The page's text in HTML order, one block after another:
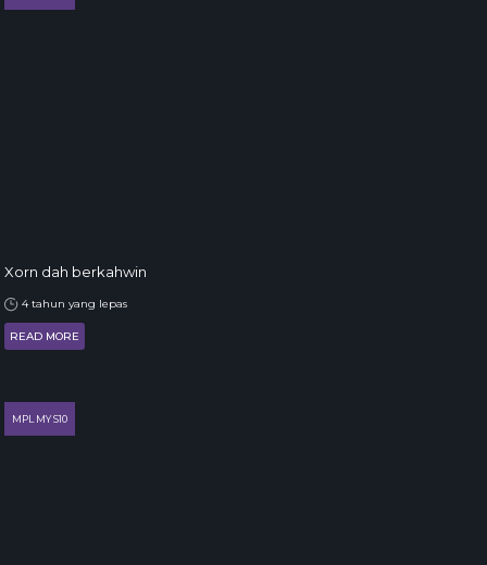
Xorn dah berkahwin
4 tahun yang lepas
READ MORE
MPL MY S10